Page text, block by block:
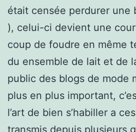
était censée perdurer une
), celui-ci devient une
coup de foudre en même
du ensemble de lait et de
public des blogs de mode
plus en plus important,
l’art de bien s’habiller a
transmis depuis plusieurs